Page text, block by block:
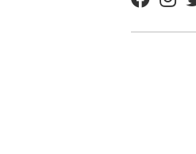
Facebook